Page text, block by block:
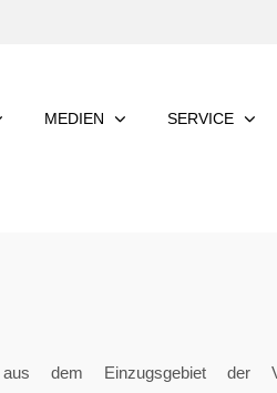
MEDIEN SERVICE
dem Einzugsgebiet der